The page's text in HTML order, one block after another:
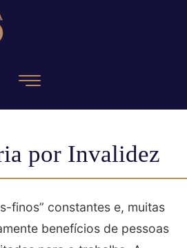
por Invalidez
finos” constantes e, muitas
benefícios de pessoas